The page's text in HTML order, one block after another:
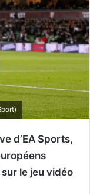
d’EA Sports,
le jeu vidéo